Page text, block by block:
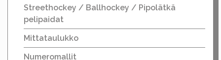
Streethockey / Ballhockey / Pipolätkä
pelipaidat
Mittataulukko
Numeromallit